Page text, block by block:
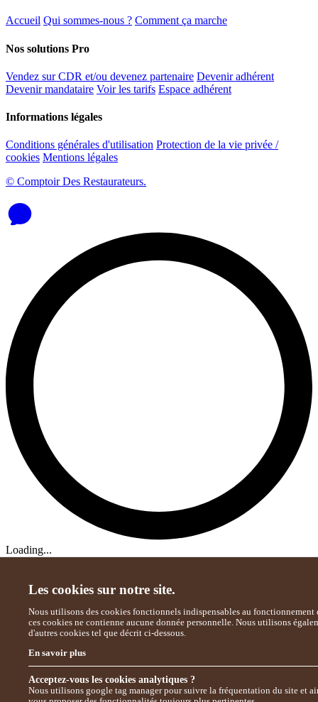
Les cookies sur notre site.
Nous utilisons des cookies fonctionnels indispensables au fonctionnement
ces cookies ne contienne aucune donnée personnelle. Nous utilisons
d'autres cookies tel que décrit ci-dessous.
En savoir plus
Acceptez-vous les cookies analytiques ?
Nous utilisons google tag manager pour suivre la fréquentation du site et
Accueil Qui sommes-nous ? Comment ça marche
Nos solutions Pro
Vendez sur CDR et/ou devenez partenaire Devenir adhérent
Devenir mandataire Voir les tarifs Espace adhérent
Informations légales
Conditions générales d'utilisation Protection de la vie privée /
cookies Mentions légales
© Comptoir Des Restaurateurs.
Loading...